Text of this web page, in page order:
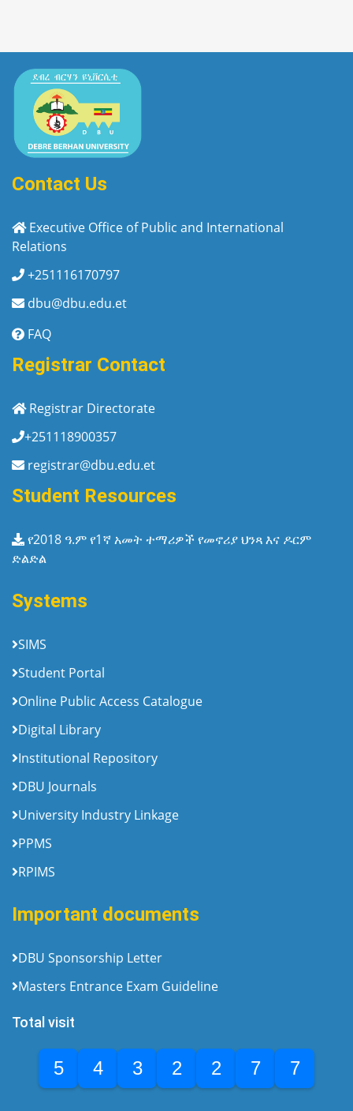
Contact Us
Executive Office of Public and International
Relations
+251116170797
dbu@dbu.edu.et
FAQ
Registrar Contact
Registrar Directorate
+251118900357
registrar@dbu.edu.et
Student Resources
የ2018 ዓ.ም የ1ኛ አመት ተማሪዎች የመኖሪያ ህንጻ እና ዶርም
ድልድል
Systems
SIMS
Student Portal
Online Public Access Catalogue
Digital Library
Institutional Repository
DBU Journals
University Industry Linkage
PPMS
RPIMS
Important documents
DBU Sponsorship Letter
Masters Entrance Exam Guideline
Total visit
5 4 3 2 2 7 7